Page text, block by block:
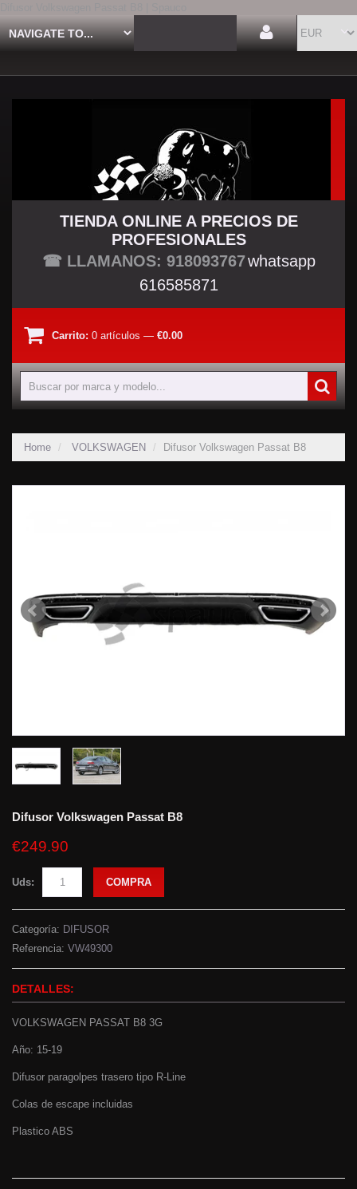
TU TIENDA TUNING
TIENDA ONLINE A PRECIOS DE
PROFESIONALES
☎ LLAMANOS: 918093767whatsapp
616585871
Carrito: 0 artículos — €0.00
Home VOLKSWAGEN Difusor Volkswagen Passat B8
Difusor Volkswagen Passat B8
€249.90
Uds: COMPRA
Categoría: DIFUSOR
Referencia: VW49300
DETALLES:
VOLKSWAGEN PASSAT B8 3G
Año: 15-19
Difusor paragolpes trasero tipo R-Line
Colas de escape incluidas
Plastico ABS